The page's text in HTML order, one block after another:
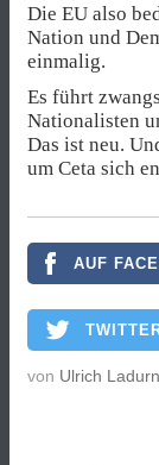
Die EU also
Nation und
einmalig.
Es führt
Nationalisten
Das ist neu.
um Ceta sich
AUF
von Ulrich